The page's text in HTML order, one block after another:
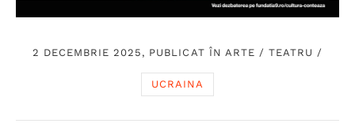
2 DECEMBRIE 2025, PUBLICAT ÎN ARTE /TEATRU /
UCRAINA